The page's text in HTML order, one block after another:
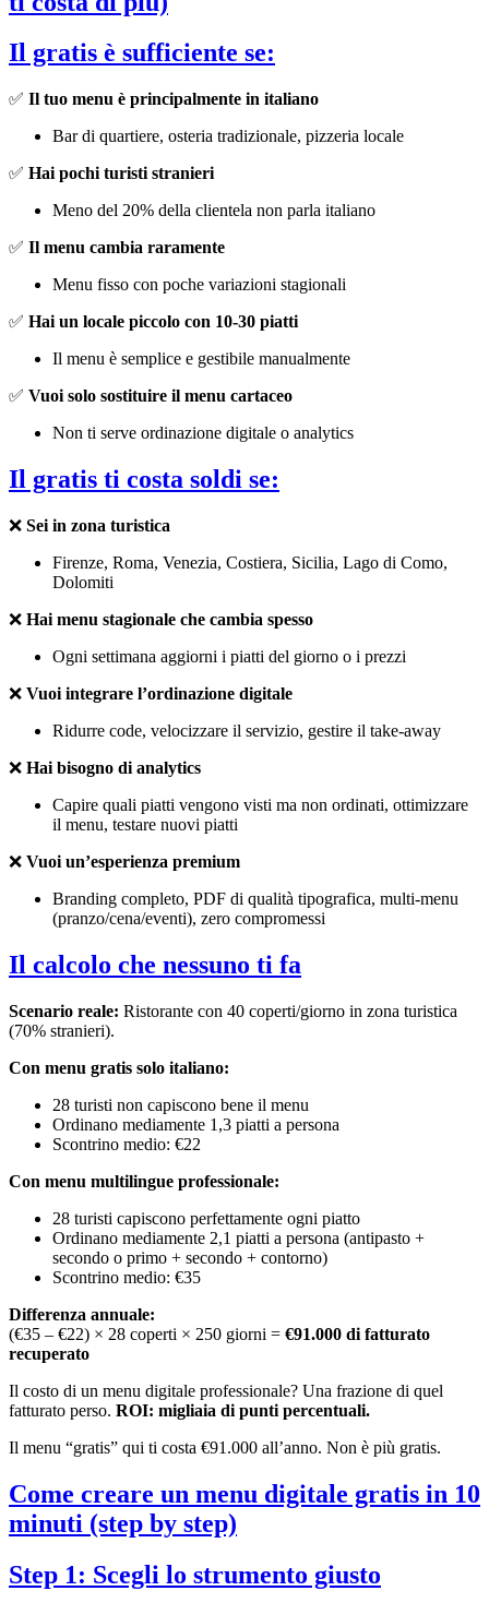
Il gratis è sufficiente se:
✅ Il tuo menu è principalmente in italiano
Bar di quartiere, osteria tradizionale, pizzeria locale
✅ Hai pochi turisti stranieri
Meno del 20% della clientela non parla italiano
✅ Il menu cambia raramente
Menu fisso con poche variazioni stagionali
✅ Hai un locale piccolo con 10-30 piatti
Il menu è semplice e gestibile manualmente
✅ Vuoi solo sostituire il menu cartaceo
Non ti serve ordinazione digitale o analytics
Il gratis ti costa soldi se:
❌ Sei in zona turistica
Firenze, Roma, Venezia, Costiera, Sicilia, Lago di Como,
Dolomiti
❌ Hai menu stagionale che cambia spesso
Ogni settimana aggiorni i piatti del giorno o i prezzi
❌ Vuoi integrare l’ordinazione digitale
Ridurre code, velocizzare il servizio, gestire il take-away
❌ Hai bisogno di analytics
Capire quali piatti vengono visti ma non ordinati, ottimizzare
il menu, testare nuovi piatti
❌ Vuoi un’esperienza premium
Branding completo, PDF di qualità tipografica, multi-menu
(pranzo/cena/eventi), zero compromessi
Il calcolo che nessuno ti fa
Scenario reale: Ristorante con 40 coperti/giorno in zona turistica
(70% stranieri).
Con menu gratis solo italiano:
28 turisti non capiscono bene il menu
Ordinano mediamente 1,3 piatti a persona
Scontrino medio: €22
Con menu multilingue professionale:
28 turisti capiscono perfettamente ogni piatto
Ordinano mediamente 2,1 piatti a persona (antipasto +
secondo o primo + secondo + contorno)
Scontrino medio: €35
Differenza annuale:
(€35 – €22) × 28 coperti × 250 giorni = €91.000 di fatturato
recuperato
Il costo di un menu digitale professionale? Una frazione di quel
fatturato perso. ROI: migliaia di punti percentuali.
Il menu “gratis” qui ti costa €91.000 all’anno. Non è più gratis.
Come creare un menu digitale gratis in 10
minuti (step by step)
Step 1: Scegli lo strumento giusto